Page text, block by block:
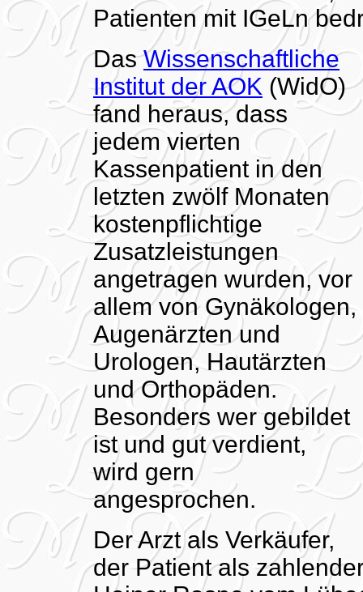
Patienten mit IGeLn
DasWissenschaftliche
Institut der AOK (WidO)
fand heraus, dass
jedem vierten
Kassenpatient in den
letzten zwölf Monaten
kostenpflichtige
Zusatzleistungen
angetragen wurden, vor
allem von Gynäkologen,
Augenärzten und
Urologen, Hautärzten
und Orthopäden.
Besonders wer gebildet
ist und gut verdient,
wird gern
angesprochen.
Der Arzt als Verkäufer,
der Patient als